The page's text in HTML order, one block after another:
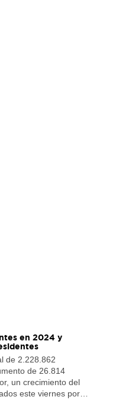
en 2024 y
de 2.228.862
de 26.814
un crecimiento del
este viernes por…